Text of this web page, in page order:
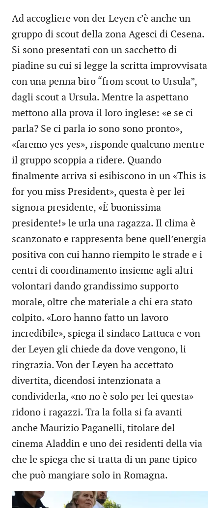
Ad accogliere von der Leyen c’è anche un
gruppo di scout della zona Agesci di Cesena.
Si sono presentati con un sacchetto di
piadine su cui si legge la scritta improvvisata
con una penna biro “from scout to Ursula”,
dagli scout a Ursula. Mentre la aspettano
mettono alla prova il loro inglese: «e se ci
parla? Se ci parla io sono sono pronto»,
«faremo yes yes», risponde qualcuno mentre
il gruppo scoppia a ridere. Quando
finalmente arriva si esibiscono in un «This is
for you miss President», questa è per lei
signora presidente, «È buonissima
presidente!» le urla una ragazza. Il clima è
scanzonato e rappresenta bene quell’energia
positiva con cui hanno riempito le strade e i
centri di coordinamento insieme agli altri
volontari dando grandissimo supporto
morale, oltre che materiale a chi era stato
colpito. «Loro hanno fatto un lavoro
incredibile», spiega il sindaco Lattuca e von
der Leyen gli chiede da dove vengono, li
ringrazia. Von der Leyen ha accettato
divertita, dicendosi intenzionata a
condividerla, «no no è solo per lei questa»
ridono i ragazzi. Tra la folla si fa avanti
anche Maurizio Paganelli, titolare del
cinema Aladdin e uno dei residenti della via
che le spiega che si tratta di un pane tipico
che può mangiare solo in Romagna.